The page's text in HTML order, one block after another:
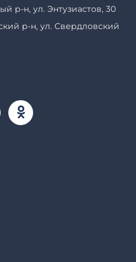
р-н, ул. Энтузиастов, 30
р-н, ул. Свердловский